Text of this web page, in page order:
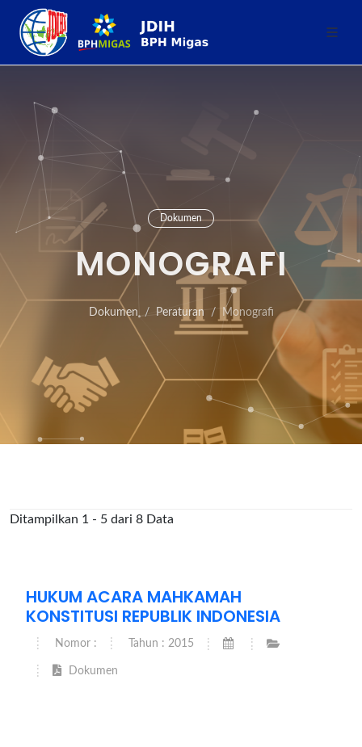
Dokumen
MONOGRAFI
Dokumen Peraturan Monografi
Ditampilkan 1 - 5 dari 8 Data
HUKUM ACARA MAHKAMAH
KONSTITUSI REPUBLIK INDONESIA
Nomor : Tahun : 2015
Dokumen